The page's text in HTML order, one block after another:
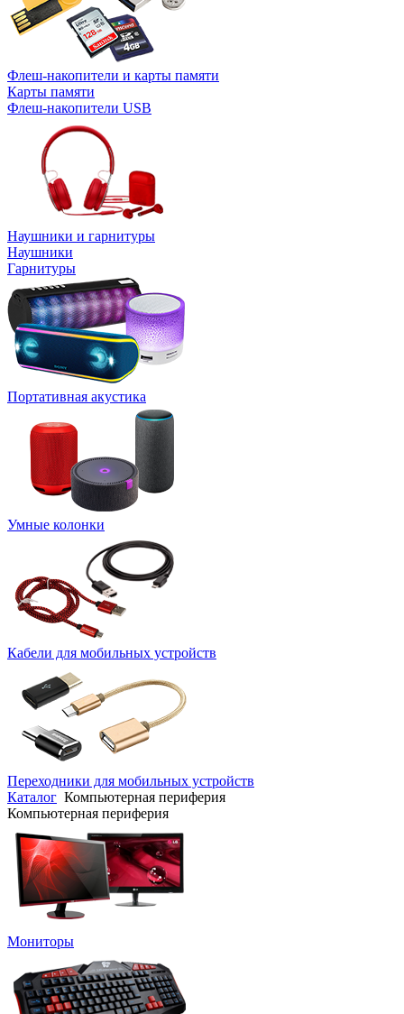
Флеш-накопители и карты памяти
Карты памяти
Флеш-накопители USB
Наушники и гарнитуры
Наушники
Гарнитуры
Портативная акустика
Умные колонки
Кабели для мобильных устройств
Переходники для мобильных устройств
Каталог Компьютерная периферия
Компьютерная периферия
Мониторы